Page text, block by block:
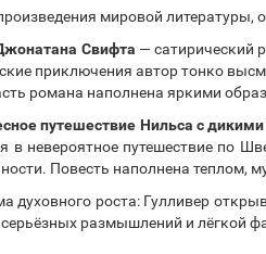
мировой
Свифта — сатирический
приключения автор тонко
романа наполнена яркими
путешествие Нильса с
в невероятное путешествие по
Повесть наполнена
духовного роста: Гулливер
размышлений и лёгкой